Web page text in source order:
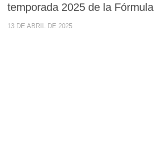
temporada 2025 de la Fórmula
13 DE ABRIL DE 2025